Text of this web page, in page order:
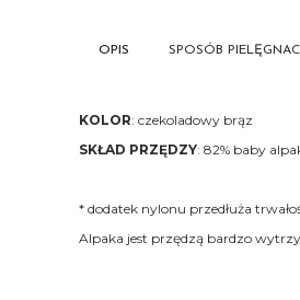
OPIS SPOSÓB
KOLOR: czekoladowy brąz
SKŁAD PRZĘDZY: 82% baby
* dodatek nylonu przedłuża
Alpaka jest przędzą bardzo